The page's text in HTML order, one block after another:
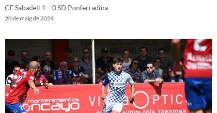
CE Sabadell 1 – 0 SD Ponferradina
20 de maig de 2024